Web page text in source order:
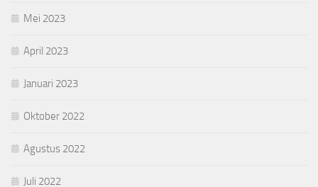
Mei 2023
April 2023
Januari 2023
Oktober 2022
Agustus 2022
Juli 2022